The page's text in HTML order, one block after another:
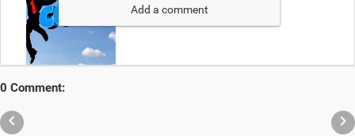
Add a comment
0 Comment:
 